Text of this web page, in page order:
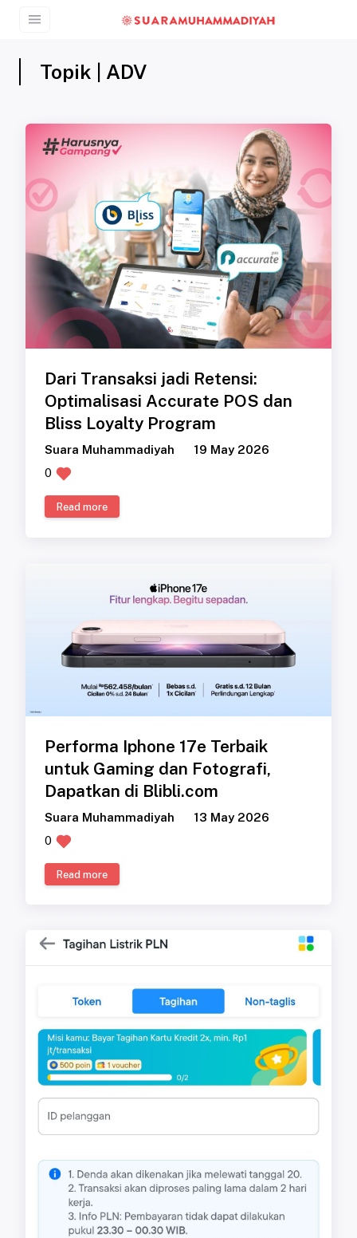
Topik | ADV
Dari Transaksi jadi Retensi:
Optimalisasi Accurate POS dan
Bliss Loyalty Program
Suara Muhammadiyah
19 May 2026
0
Read more
Performa Iphone 17e Terbaik
untuk Gaming dan Fotografi,
Dapatkan di Blibli.com
Suara Muhammadiyah
13 May 2026
0
Read more